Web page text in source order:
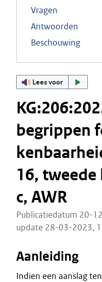
Vragen
Antwoorden
Beschouwing
Lees voor
begrippen
16,
c, AWR
Publicatiedatum 20-
update 28-03-2023,
Aanleiding
Indien een aanslag